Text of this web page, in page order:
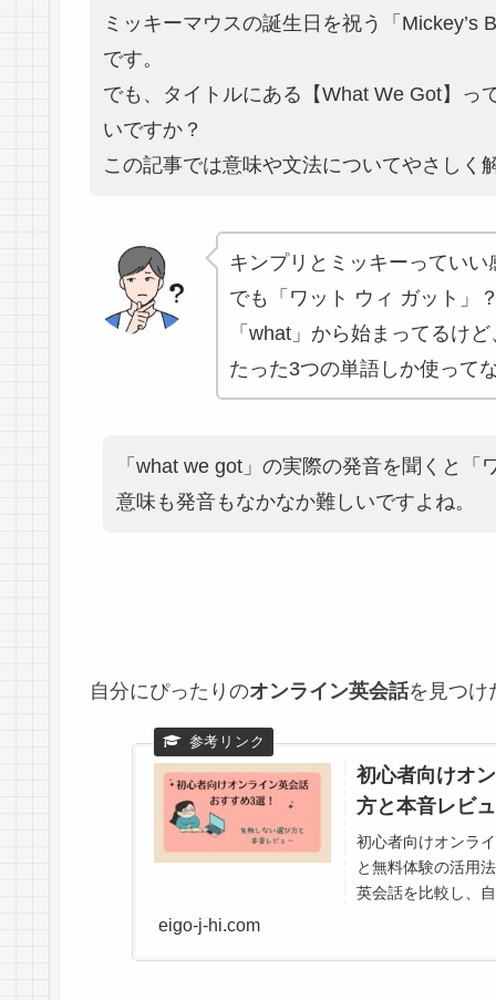
ミッキーマウスの誕生日を祝う「Mickey’s
です。
でも、タイトルにある【What We Got】っ
いですか？
この記事では意味や文法についてやさしく
キンプリとミッキーってい
でも「ワット ウィ ガット」
「what」から始まってるけ
たった3つの単語しか使って
「what we got」の実際の発音を聞くと
意味も発音もなかなか難しいですよね。
自分にぴったりのオンライン英会話を見つけ
初心者向けオ
方と本音レビ
初心者向けオンラ
と無料体験の活用
英会話を比較し、
eigo-j-hi.com